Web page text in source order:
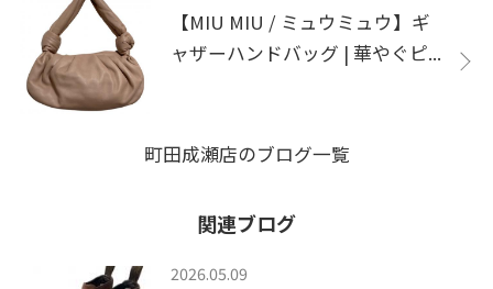
【MIU MIU / ミュウミュウ】ギ
ャザーハンドバッグ | 華やぐピ...
町田成瀬店のブログ一覧
関連ブログ
2026.05.09